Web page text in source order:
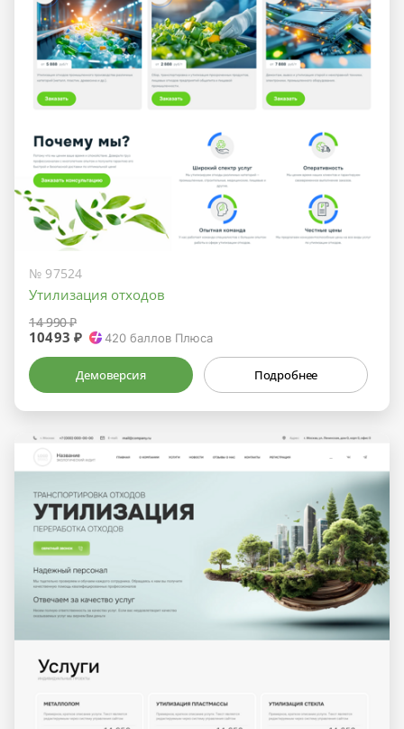
№ 97524
Утилизация отходов
14 990 ₽
10493 ₽ 420 баллов Плюса
Демоверсия Подробнее